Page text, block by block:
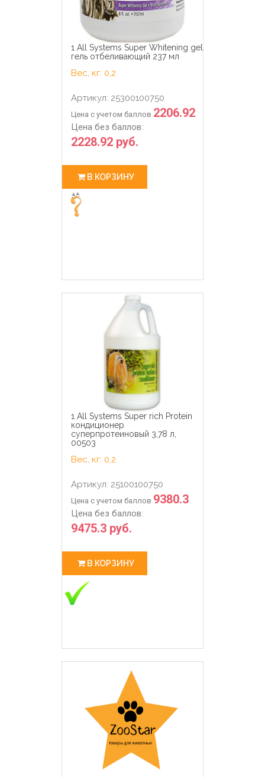
1 All Systems Super Whitening gel
гель отбеливающий 237 мл
Вес, кг: 0,2
Артикул: 25300100750
Цена с учетом баллов 2206.92
Цена без баллов:
2228.92 руб.
В КОРЗИНУ
1 All Systems Super rich Protein
кондиционер
суперпротеиновый 3,78 л,
00503
Вес, кг: 0,2
Артикул: 25100100750
Цена с учетом баллов 9380.3
Цена без баллов:
9475.3 руб.
В КОРЗИНУ